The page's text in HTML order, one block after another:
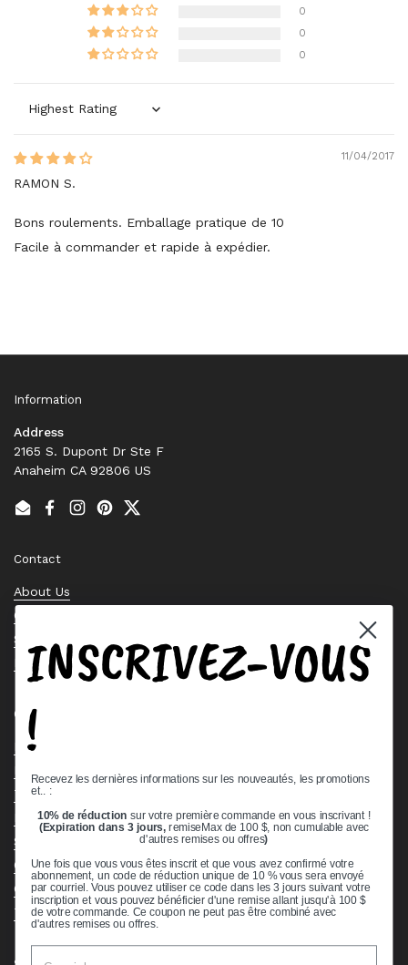
0
0
0
Sort by
11/04/2017
RAMON S.
Bons roulements. Emballage pratique de 10
Facile à commander et rapide à expédier.
Information
Address
2165 S. Dupont Dr Ste F
Anaheim CA 92806 US
EmailFacebook
Instagram
PinterestTwitter
Contact
About Us
Contact Us
Stock Check
Request a Quote
Quick links
Bearing Knowledge Center
Terms & Conditions
Return & Refund Policy
Shipping Policy
Open Cookie Banner
Comprehensive Guide to Ball Bearings
Track your Order
INSCRIVEZ-VOUS
!
Recevez les dernières informations sur les nouveautés, les promotions
et.. :
10% de réduction sur votre première commande en vous inscrivant !
(Expiration dans 3 jours,remiseMax de 100 $, non cumulable avec
d'autres remises ou offres)
Une fois que vous vous êtes inscrit et que vous avez confirmé votre
abonnement, un code de réduction unique de 10 % vous sera envoyé
par courriel. Vous pouvez utiliser ce code dans les 3 jours suivant votre
inscription et vous pouvez bénéficier d'une remise allant jusqu'à 100 $
de votre commande. Ce coupon ne peut pas être combiné avec
d'autres remises ou offres.